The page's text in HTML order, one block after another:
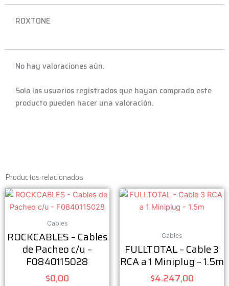
ROXTONE
No hay valoraciones aún.
Solo los usuarios registrados que hayan comprado este
producto pueden hacer una valoración.
Productos relacionados
Cables
ROCKCABLES – Cables
de Pacheo c/u –
F0840115028
$0,00
Cables
FULLTOTAL – Cable 3
RCA a 1 Miniplug – 1.5m
$4.247,00